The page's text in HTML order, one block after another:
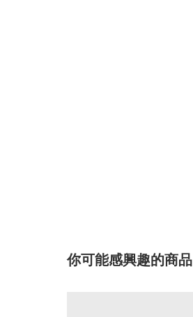
你可能感興趣的商品